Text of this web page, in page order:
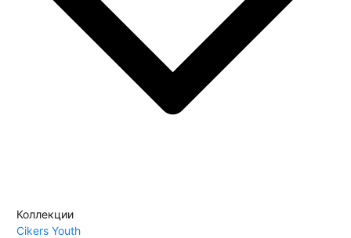
Коллекции
Cikers Youth